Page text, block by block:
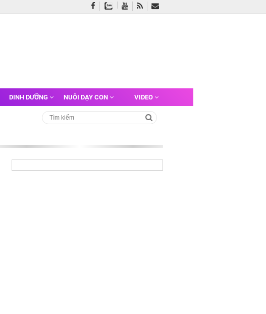
DINH DƯỠNG NUÔI DẠY CON VIDEO